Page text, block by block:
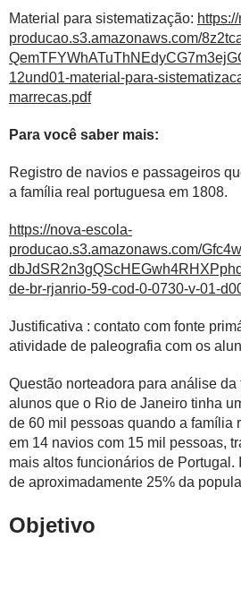
Material para sistematização:
producao.s3.amazonaws.com/
12und01-material-para-
marrecas.pdf
Para você saber mais:
Registro de navios e passageiros
a família real portuguesa em 1808.
https://nova-escola-
producao.s3.amazonaws.com/
de-br-rjanrio-59-cod-0-0730-v-01-
Justificativa : contato com fonte
atividade de paleografia com os
Questão norteadora para análise
alunos que o Rio de Janeiro tinha
de 60 mil pessoas quando a família
em 14 navios com 15 mil pessoas,
mais altos funcionários de Portugal.
de aproximadamente 25% da
Objetivo